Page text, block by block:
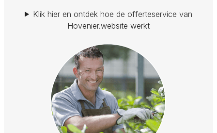
Klik hier en ontdek hoe de offerteservice van
Hovenier.website werkt